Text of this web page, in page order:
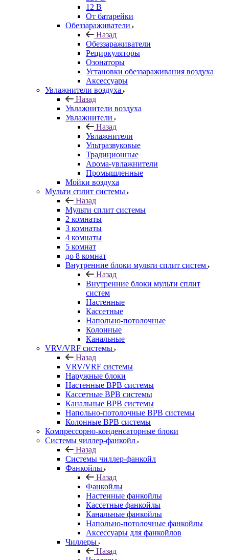
12 В
От батарейки
Обеззараживатели
Назад
Обеззараживатели
Рециркуляторы
Озонаторы
Установки обеззараживания воздуха
Аксессуары
Увлажнители воздуха
Назад
Увлажнители воздуха
Увлажнители
Назад
Увлажнители
Ультразвуковые
Традиционные
Арома-увлажнители
Промышленные
Мойки воздуха
Мульти сплит системы
Назад
Мульти сплит системы
2 комнаты
3 комнаты
4 комнаты
5 комнат
до 8 комнат
Внутренние блоки мульти сплит систем
Назад
Внутренние блоки мульти сплит
систем
Настенные
Кассетные
Напольно-потолочные
Колонные
Канальные
VRV/VRF системы
Назад
VRV/VRF системы
Наружные блоки
Настенные ВРВ системы
Кассетные ВРВ системы
Канальные ВРВ системы
Напольно-потолочные ВРВ системы
Колонные ВРВ системы
Компрессорно-конденсаторные блоки
Системы чиллер-фанкойл
Назад
Системы чиллер-фанкойл
Фанкойлы
Назад
Фанкойлы
Настенные фанкойлы
Кассетные фанкойлы
Канальные фанкойлы
Напольно-потолочные фанкойлы
Аксессуары для фанкойлов
Чиллеры
Назад